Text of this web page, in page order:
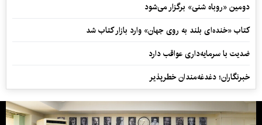
دومین «روباه شنی» برگزار می‌شود
کتاب «خنده‌ای بلند به روی جهان» وارد بازار کتاب شد
ضدیت با سرمایه‌داری عواقب دارد
خبرنگاران؛ دغدغه‌مندان خطرپذیر